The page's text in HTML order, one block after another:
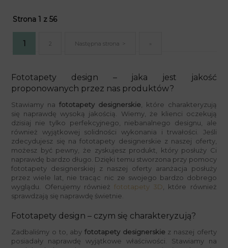
Fototapety design – jaka jest jakość
proponowanych przez nas produktów?
Stawiamy nafototapety designerskie, które charakteryzują
się naprawdę wysoką jakością. Wiemy, że klienci oczekują
dzisiaj nie tylko perfekcyjnego, niebanalnego designu, ale
również wyjątkowej solidności wykonania i trwałości. Jeśli
zdecydujesz się na fototapety designerskie z naszej oferty,
możesz być pewny, że zyskujesz produkt, który posłuży Ci
naprawdę bardzo długo. Dzięki temu stworzona przy pomocy
fototapety designerskiej z naszej oferty aranżacja posłuży
przez wiele lat, nie tracąc nic ze swojego bardzo dobrego
wyglądu. Oferujemy również fototapety 3D, które również
sprawdzają się naprawdę świetnie.
Fototapety design – czym się charakteryzują?
Zadbaliśmy o to, aby fototapety designerskie z naszej oferty
posiadały naprawdę wyjątkowe właściwości. Stawiamy na
Strona 1 z 56
1 2 Następna strona